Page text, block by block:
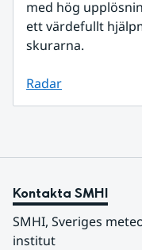
med hög
ett värdefullt
skurarna.
Radar
Kontakta SMHI
SMHI, Sveriges
institut